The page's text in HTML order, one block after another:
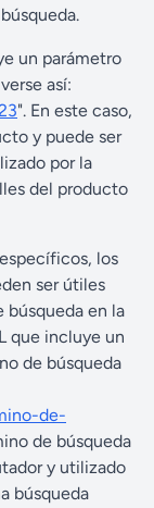
un parámetro
así:
". En este caso,
y puede ser
por la
del producto
los
ser útiles
búsqueda en la
que incluye un
de búsqueda
de-
de búsqueda
y utilizado
búsqueda